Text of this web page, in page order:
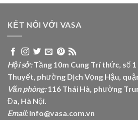
KẾT NỐI VỚI VASA
Hội sở:Tầng 10m Cung Trí thức, số
Thuyết, phường Dịch Vọng Hậu,
Văn phòng:116 Thái Hà, phường
Đa, Hà Nội.
Email:info@vasa.com.vn